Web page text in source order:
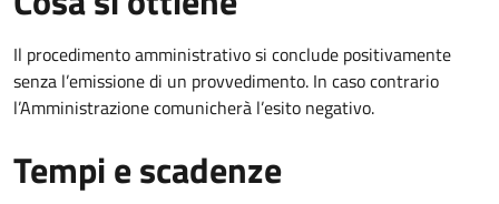
Il procedimento amministrativo si conclude positivamente
senza l’emissione di un provvedimento. In caso contrario
l’Amministrazione comunicherà l’esito negativo.
Tempi e scadenze